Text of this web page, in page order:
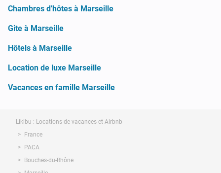
Chambres d'hôtes à Marseille
Gite à Marseille
Hôtels à Marseille
Location de luxe Marseille
Vacances en famille Marseille
Likibu : Locations de vacances et Airbnb
France
PACA
Bouches-du-Rhône